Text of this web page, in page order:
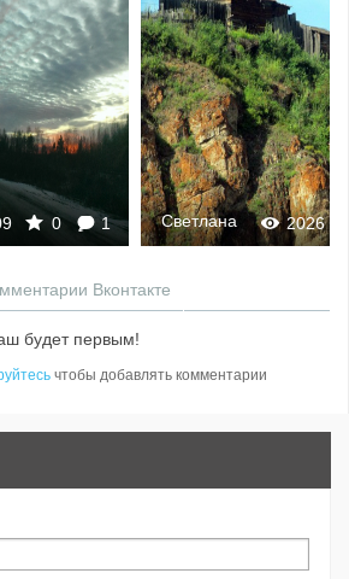
0 1 2026
Светлана
Вконтакте
будет первым!
чтобы добавлять комментарии